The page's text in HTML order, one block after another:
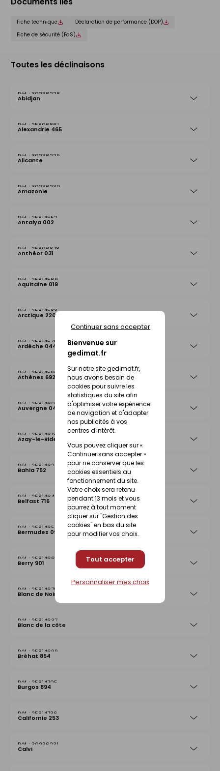
Bienvenue sur
gedimat.fr
Sur notre site gedimat.fr,
nous avons besoin de
cookies pour suivre les
statistiques du site afin
d'optimiser votre expérience
de navigation et d'adapter
nos publicités à vos
centres d'intérêt.
Vous pouvez cliquer sur «
Continuer sans accepter »
pour ne conserver que les
cookies essentiels au
fonctionnement du site.
Votre choix sera retenu
pendant 13 mois et vous
pourrez à tout moment
cliquer sur "Gestion des
cookies" en bas du site
pour modifier vos choix.
Tout accepter
Continuer sans accepter
Personnaliser mes choix
Fiche technique
Déclaration de performance (DOP)
Fiche de sécurité (FdS)
Toutes les déclinaisons
30236228
Abidjan
25806861
Alexandrie 465
30236229
Alicante
30236230
Amazonie
25814552
Antalya 002
25806878
Anthéor 031
25814569
Aquitaine 019
25814583
Arctique 220
25814576
Ardèche 044
25814590
Athènes 692
25814606
Auvergne 042
25814613
Azay-le-Rideau 026
25814620
Bahia 752
25814644
Belfast 716
25814651
Bermudes 097
25814668
Berry 901
25814675
Blanc de Noirmoutier 013
25814637
Blanc de la côte
25814699
Bréhat 854
25814705
Burgos 894
25814736
Californie 253
30236231
Calvi